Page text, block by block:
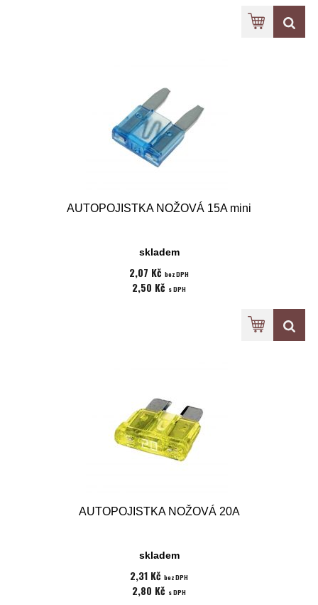
AUTOPOJISTKA NOŽOVÁ 15A mini
skladem
2,07 Kč bez DPH
2,50 Kč s DPH
AUTOPOJISTKA NOŽOVÁ 20A
skladem
2,31 Kč bez DPH
2,80 Kč s DPH